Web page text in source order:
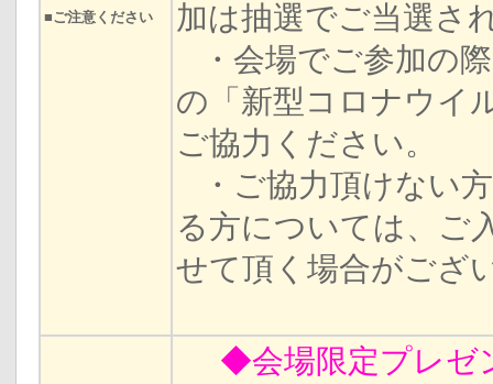
■ご注意ください
加は抽選でご当選さ
・会場でご参加の
の「新型コロナウイ
ご協力ください。
・ご協力頂けない
る方については、ご
せて頂く場合がござ
◆会場限定プレゼ